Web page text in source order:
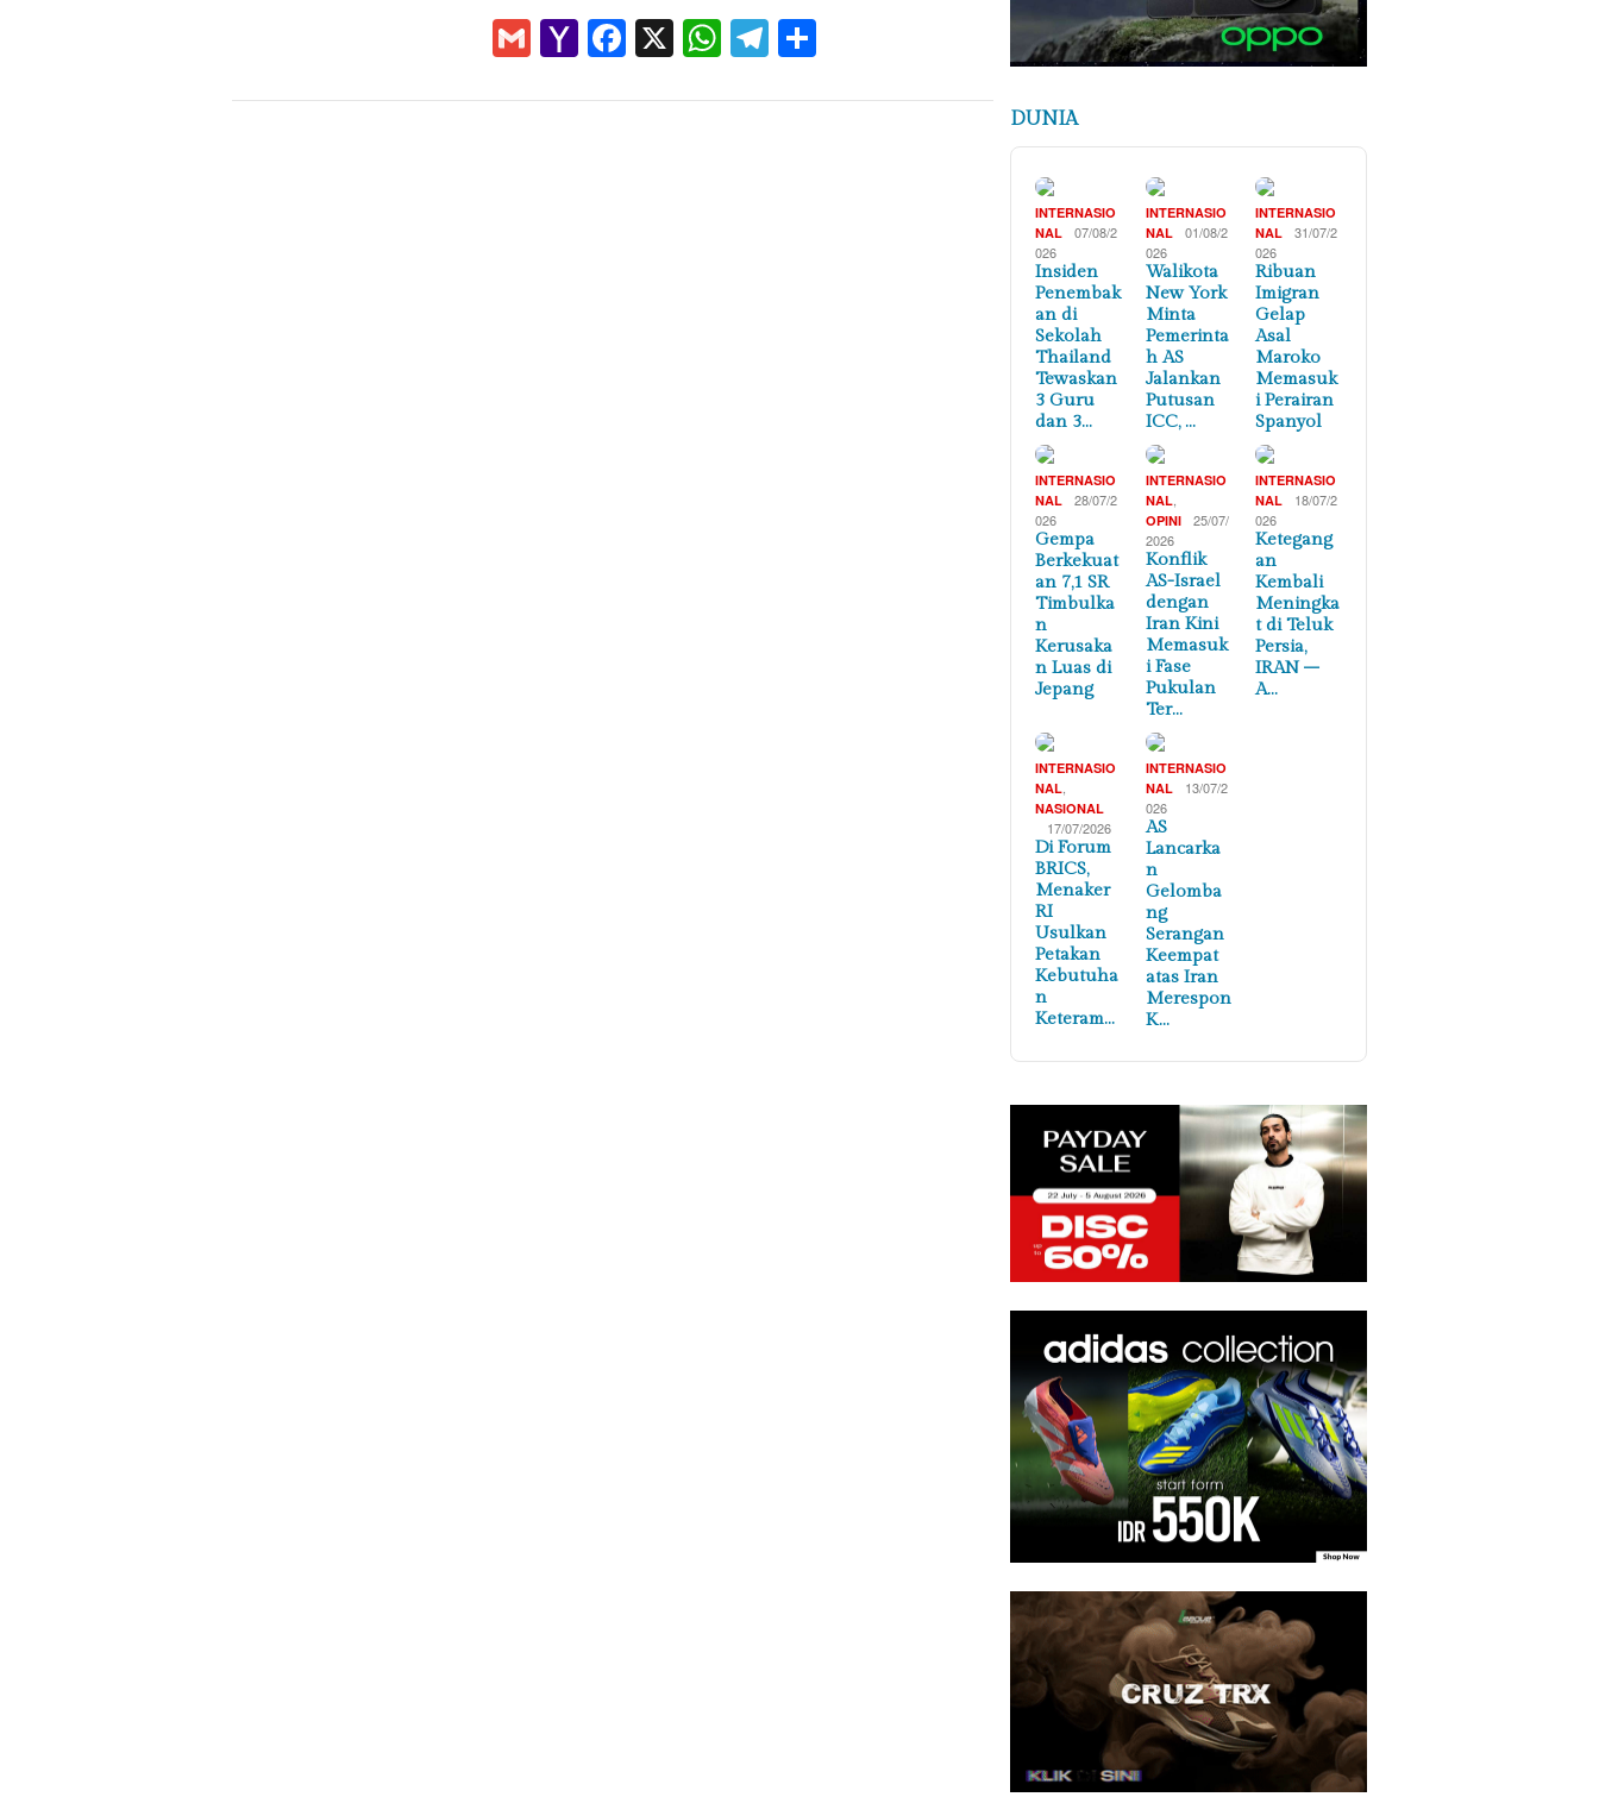
GmailYahoo
Mail
Facebook
X WhatsApp
Telegram
DUNIA
INTERNASIO
NAL
07/08/2
026
Insiden
Penembak
an di
Sekolah
Thailand
Tewaskan
3 Guru
dan 3…
INTERNASIO
NAL
01/08/2
026
Walikota
New York
Minta
Pemerinta
h AS
Jalankan
Putusan
ICC, …
INTERNASIO
NAL
31/07/2
026
Ribuan
Imigran
Gelap
Asal
Maroko
Memasuk
i Perairan
Spanyol
INTERNASIO
NAL
28/07/2
026
Gempa
Berkekuat
an 7,1 SR
Timbulka
n
Kerusaka
n Luas di
Jepang
INTERNASIO
NAL,
OPINI
25/07/
2026
Konflik
AS-Israel
dengan
Iran Kini
Memasuk
i Fase
Pukulan
Ter…
INTERNASIO
NAL
18/07/2
026
Ketegang
an
Kembali
Meningka
t di Teluk
Persia,
IRAN –
A…
INTERNASIO
NAL
NASIONAL
17/07/2026
Di Forum
BRICS,
Menaker
RI
Usulkan
Petakan
Kebutuha
n
Keteram…
INTERNASIO
NAL
13/07/2
026
AS
Lancarka
n
Gelomba
ng
Serangan
Keempat
atas Iran
Merespon
K…